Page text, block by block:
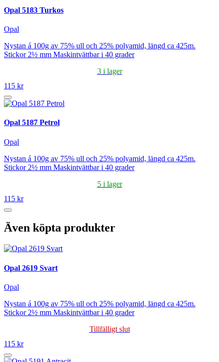
Opal 5183 Turkos
Opal
Nystan á 100g av 75% ull och 25% polyamid, längd ca 425m.
Stickor 2½ mm Maskintvättbar i 40 grader
3 i lager
115 kr
Opal 5187 Petrol
Opal
Nystan á 100g av 75% ull och 25% polyamid, längd ca 425m.
Stickor 2½ mm Maskintvättbar i 40 grader
5 i lager
115 kr
Även köpta produkter
Opal 2619 Svart
Opal
Nystan á 100g av 75% ull och 25% polyamid, längd ca 425m.
Stickor 2½ mm Maskintvättbar i 40 grader
Tillfälligt slut
115 kr